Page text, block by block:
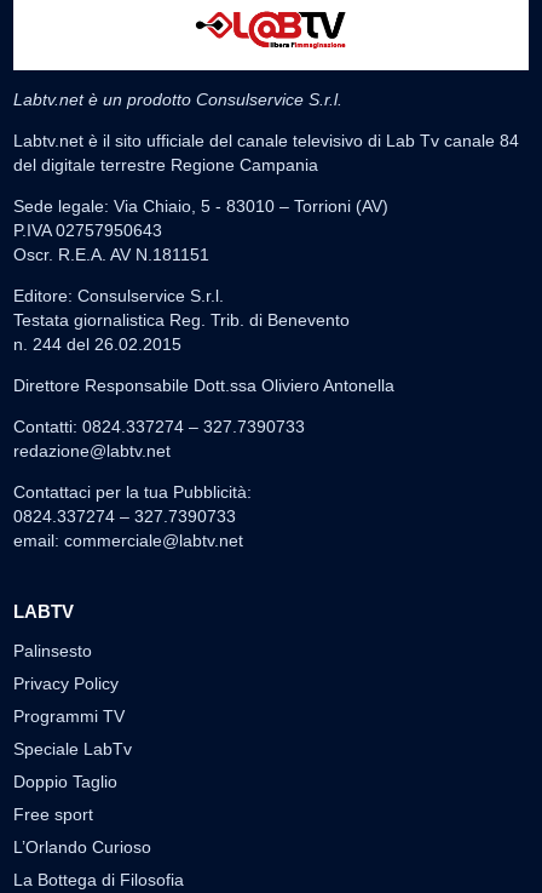
Labtv.net è un prodotto Consulservice S.r.l.
Labtv.net è il sito ufficiale del canale televisivo di Lab Tv canale 84
del digitale terrestre Regione Campania
Sede legale: Via Chiaio, 5 - 83010 – Torrioni (AV)
P.IVA 02757950643
Oscr. R.E.A. AV N.181151
Editore: Consulservice S.r.l.
Testata giornalistica Reg. Trib. di Benevento
n. 244 del 26.02.2015
Direttore Responsabile Dott.ssa Oliviero Antonella
Contatti: 0824.337274 – 327.7390733
redazione@labtv.net
Contattaci per la tua Pubblicità:
0824.337274 – 327.7390733
email: commerciale@labtv.net
LABTV
Palinsesto
Privacy Policy
Programmi TV
Speciale LabTv
Doppio Taglio
Free sport
L’Orlando Curioso
La Bottega di Filosofia